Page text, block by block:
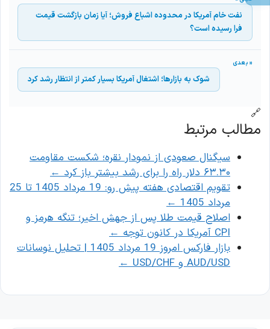
نفت خام آمریکا در محدوده اشباع فروش؛ آیا زمان بازگشت قیمت
فرا رسیده است؟
شوک به بازارها؛ اشتغال آمریکا بسیار کمتر از انتظار رشد کرد
🔗
مطالب مرتبط
سیگنال صعودی از نمودار نقره؛ شکست مقاومت
۶۳.۳۰ دلار راه را برای رشد بیشتر باز کرد
←
تقویم اقتصادی هفته پیش رو: 19 مرداد 1405 تا 25
مرداد 1405
←
اصلاح قیمت طلا پس از جهش اخیر؛ تنگه هرمز و
CPI آمریکا در کانون توجه
←
بازار فارکس امروز 19 مرداد 1405 | تحلیل نوسانات
AUD/USD و USD/CHF
←